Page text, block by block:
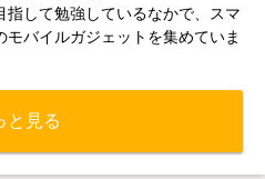
して勉強しているなかで、スマ
バイルガジェットを集めていま
と見る